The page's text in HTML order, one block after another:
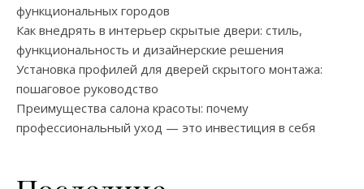
функциональных городов
Как внедрять в интерьер скрытые двери: стиль,
функциональность и дизайнерские решения
Установка профилей для дверей скрытого монтажа:
пошаговое руководство
Преимущества салона красоты: почему
профессиональный уход — это инвестиция в себя